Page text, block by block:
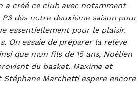
a créé ce club avec notamment
dès notre deuxième saison pour
essentiellement pour le plaisir.
On essaie de préparer la relève
que mon fils de 15 ans, Noélien
du basket. Maxime et
Marchetti espère encore